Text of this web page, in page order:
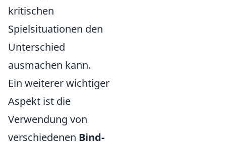
kritischen
Spielsituationen den
Unterschied
ausmachen kann.
Ein weiterer wichtiger
Aspekt ist die
Verwendung von
verschiedenen Bind-